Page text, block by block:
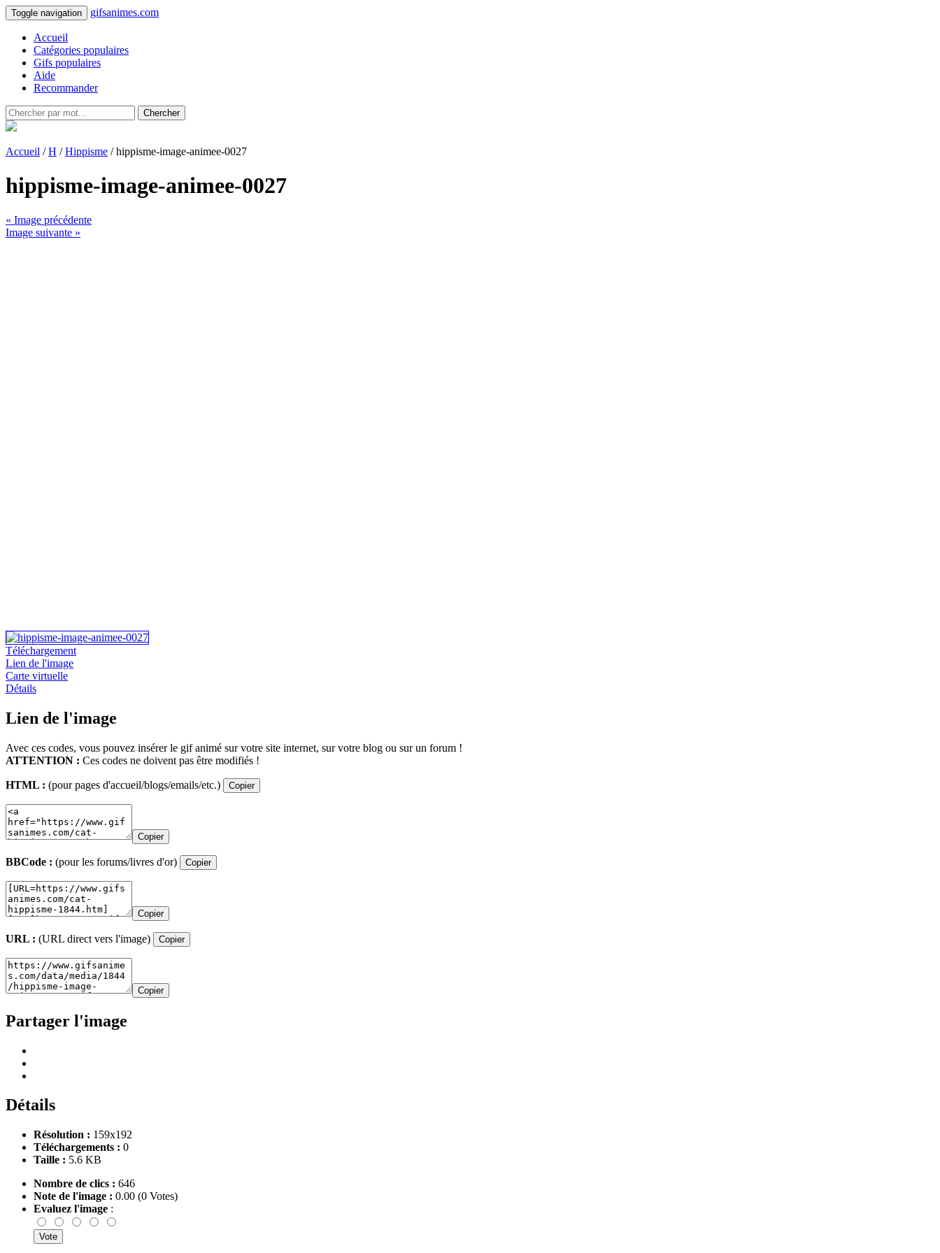
Toggle navigation gifsanimes.com
Accueil
Catégories populaires
Gifs populaires
Aide
Recommander
Chercher
Accueil /H /Hippisme / hippisme-image-animee-0027
hippisme-image-animee-0027
« Image précédente
Image suivante »
Téléchargement
Lien de l'image
Carte virtuelle
Détails
Lien de l'image
Avec ces codes, vous pouvez insérer le gif animé sur votre site internet, sur votre blog ou sur un forum !
ATTENTION : Ces codes ne doivent pas être modifiés !
HTML : (pour pages d'accueil/blogs/emails/etc.) Copier
Copier
BBCode : (pour les forums/livres d'or) Copier
Copier
URL : (URL direct vers l'image) Copier
Copier
Partager l'image
Détails
Résolution : 159x192
Téléchargements : 0
Taille : 5.6 KB
Nombre de clics : 646
Note de l'image : 0.00 (0 Votes)
Evaluez l'image :